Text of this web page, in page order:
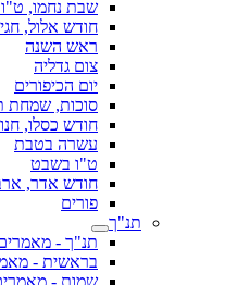
שבת נחמו,
חודש אלול,
ראש השנה
צום גדליה
יום הכיפורים
סוכות, שמחת
חודש כסלו,
עשרה בטבת
ט"ו בשבט
חודש אדר,
פורים
תנ"ך
תנ"ך -
בראשית -
שמות -